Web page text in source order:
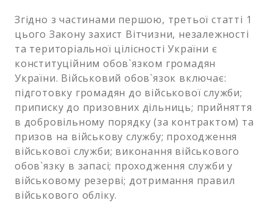
Згідно з частинами першою, третьої статті 1
цього Закону захист Вітчизни, незалежності
та територіальної цілісності України є
конституційним обов`язком громадян
України. Військовий обов`язок включає:
підготовку громадян до військової служби;
приписку до призовних дільниць; прийняття
в добровільному порядку (за контрактом) та
призов на військову службу; проходження
військової служби; виконання військового
обов`язку в запасі; проходження служби у
військовому резерві; дотримання правил
військового обліку.